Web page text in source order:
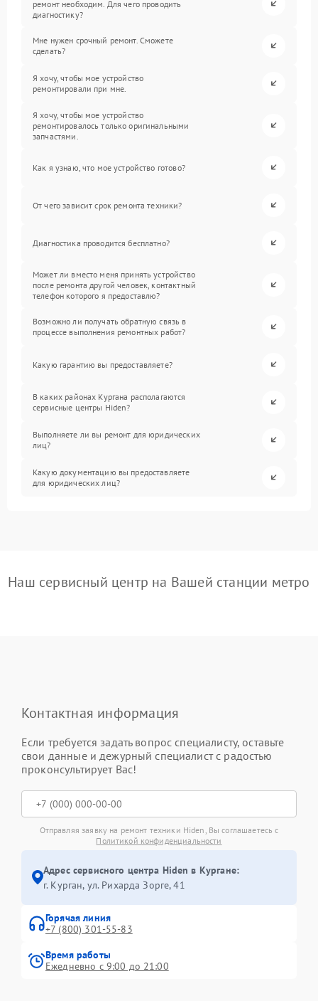
ремонт необходим. Для чего проводить
диагностику?
Мне нужен срочный ремонт. Сможете
сделать?
Я хочу, чтобы мое устройство
ремонтировали при мне.
Я хочу, чтобы мое устройство
ремонтировалось только оригинальными
запчастями.
Как я узнаю, что мое устройство готово?
От чего зависит срок ремонта техники?
Диагностика проводится бесплатно?
Может ли вместо меня принять устройство
после ремонта другой человек, контактный
телефон которого я предоставлю?
Возможно ли получать обратную связь в
процессе выполнения ремонтных работ?
Какую гарантию вы предоставляете?
В каких районах Кургана располагаются
сервисные центры Hiden?
Выполняете ли вы ремонт для юридических
лиц?
Какую документацию вы предоставляете
для юридических лиц?
Наш сервисный центр на Вашей станции метро
Контактная информация
Если требуется задать вопрос специалисту, оставьте
свои данные и дежурный специалист с радостью
проконсультирует Вас!
Отправляя заявку на ремонт техники Hiden, Вы соглашаетесь с
Политикой конфиденциальности
Адрес сервисного центра Hiden в Кургане:
г. Курган, ул. Рихарда Зорге, 41
Горячая линия
+7 (800) 301-55-83
Время работы
Ежедневно с 9:00 до 21:00